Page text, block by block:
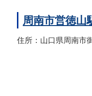
周南市営徳山
住所：山口県周南市